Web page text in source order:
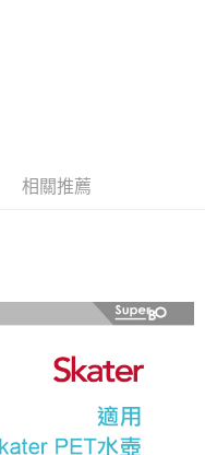
的連結，可透過四大超商／
交易完成。
為有效，需透過AFTEE先享
護人之同意方可使用
之損失，本公司不負相關責
號之用戶狀況，依本公司即
情形，本公司將視審查結果
。若發現惡意使用之情形，
額度並採取法律行動。
相關推薦